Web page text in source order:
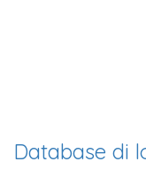
Database di